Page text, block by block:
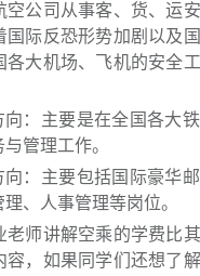
空公司从事客、货、运
国际反恐形势加剧以及
各大机场、飞机的安全
主要是在全国各大铁
管理工作。
主要包括国际豪华邮
、人事管理等岗位。
师讲解空乘的学费比其
容，如果同学们还想了